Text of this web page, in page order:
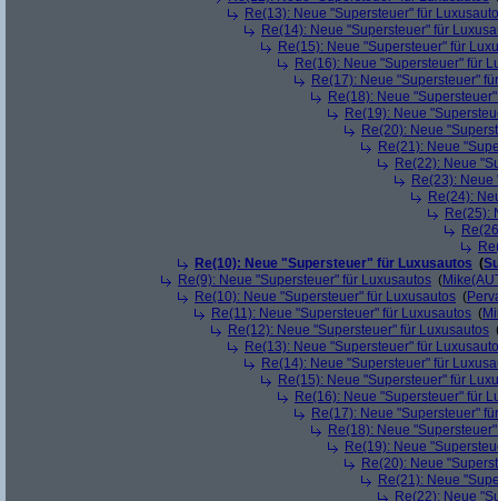
Re(13): Neue "Supersteuer" für
Re(14): Neue "Supersteuer" für
Re(15): Neue "Supersteuer" für
Re(16): Neue "Supersteuer" für
Re(17): Neue "Supersteuer"
Re(18): Neue
Re(19): Neue
Re(20): Neue
Re(21): Neue
Re(22): Neue
Re(23):
Re(24):
Re(25):
Re(10): Neue "Supersteuer" für Luxusautos (
Re(9): Neue "Supersteuer" für Luxusautos (
Re(10): Neue "Supersteuer" für Luxusautos (
Re(11): Neue "Supersteuer" für Luxusautos (
Re(12): Neue "Supersteuer" für Luxusautos
Re(13): Neue "Supersteuer" für
Re(14): Neue "Supersteuer" für
Re(15): Neue "Supersteuer" für
Re(16): Neue "Supersteuer" für
Re(17): Neue "Supersteuer"
Re(18): Neue
Re(19): Neue
Re(20): Neue
Re(21): Neue
Re(22): Neue